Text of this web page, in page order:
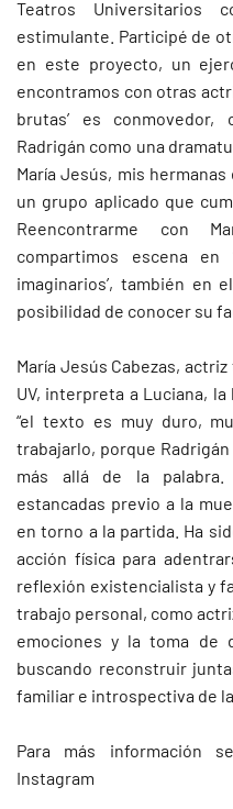
Teatros Universitarios
estimulante. Participé de
en este proyecto, un
encontramos con otras
brutas’ es
Radrigán como una
María Jesús, mis
un grupo aplicado que
Reencontrarme con
compartimos escena en
imaginarios’, también en
posibilidad de conocer su
María Jesús Cabezas,
UV, interpreta a Luciana,
“el texto es muy duro,
trabajarlo, porque
más allá de la palabra.
estancadas previo a la
en torno a la partida. Ha
acción física para
reflexión existencialista y
trabajo personal, como
emociones y la toma de
buscando reconstruir
familiar e introspectiva de
Para más información
Instagram